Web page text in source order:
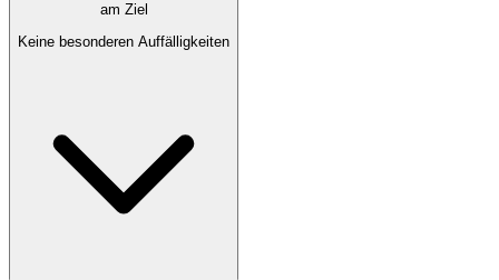
am Ziel
Keine besonderen Auffälligkeiten